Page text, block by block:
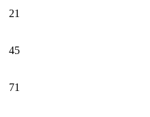
21
45
71